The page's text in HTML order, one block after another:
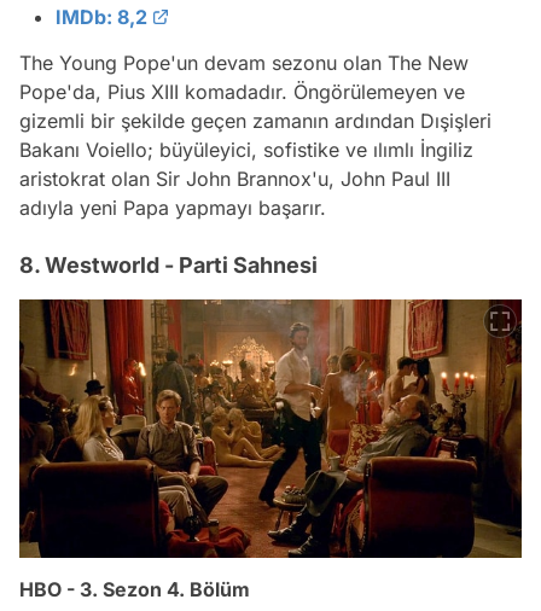
IMDb: 8,2
The Young Pope'un devam sezonu olan The New
Pope'da, Pius XIII komadadır. Öngörülemeyen ve
gizemli bir şekilde geçen zamanın ardından Dışişleri
Bakanı Voiello; büyüleyici, sofistike ve ılımlı İngiliz
aristokrat olan Sir John Brannox'u, John Paul III
adıyla yeni Papa yapmayı başarır.
8. Westworld - Parti Sahnesi
HBO - 3. Sezon 4. Bölüm